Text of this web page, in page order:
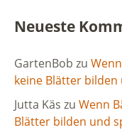
Neueste
GartenBob zu
keine Blätter
Jutta Käs zu Wenn
Blätter bilden und